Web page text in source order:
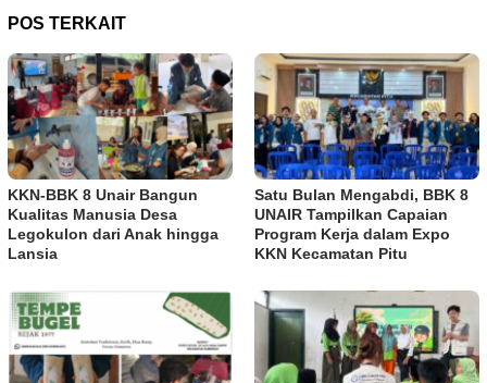
POS TERKAIT
KKN-BBK 8 Unair Bangun
Kualitas Manusia Desa
Legokulon dari Anak hingga
Lansia
Satu Bulan Mengabdi, BBK 8
UNAIR Tampilkan Capaian
Program Kerja dalam Expo
KKN Kecamatan Pitu